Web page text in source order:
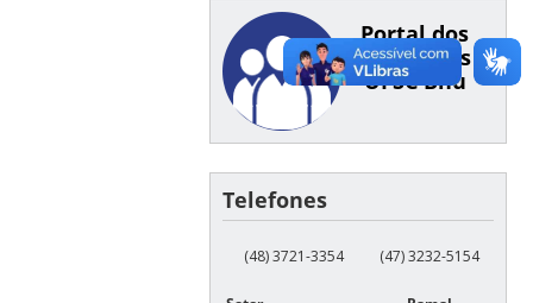
Portal dos
Servidores
UFSC Bnu
Telefones
(48) 3721-3354 (47) 3232-5154